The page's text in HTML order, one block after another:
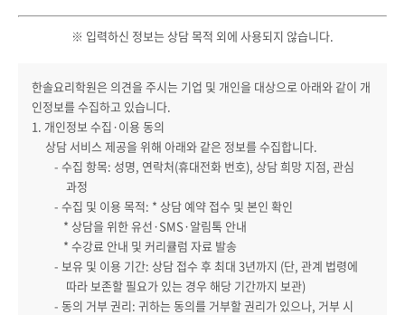
※ 입력하신 정보는 상담 목적 외에 사용되지 않습니다.
한솔요리학원은 의견을 주시는 기업 및 개인을 대상으로 아래와 같이 개
인정보를 수집하고 있습니다.
1. 개인정보 수집·이용 동의
상담 서비스 제공을 위해 아래와 같은 정보를 수집합니다.
- 수집 항목: 성명, 연락처(휴대전화 번호), 상담 희망 지점, 관심
과정
- 수집 및 이용 목적: * 상담 예약 접수 및 본인 확인
* 상담을 위한 유선·SMS·알림톡 안내
* 수강료 안내 및 커리큘럼 자료 발송
- 보유 및 이용 기간: 상담 접수 후 최대 3년까지 (단, 관계 법령에
따라 보존할 필요가 있는 경우 해당 기간까지 보관)
- 동의 거부 권리: 귀하는 동의를 거부할 권리가 있으나, 거부 시